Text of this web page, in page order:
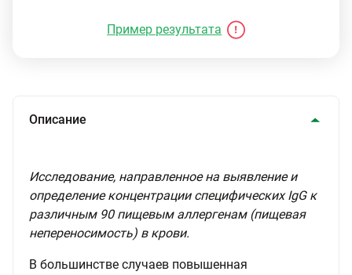
Пример результата
Описание
Исследование, направленное на выявление и
определение концентрации специфических IgG к
различным 90 пищевым аллергенам (пищевая
непереносимость) в крови.
В большинстве случаев повышенная